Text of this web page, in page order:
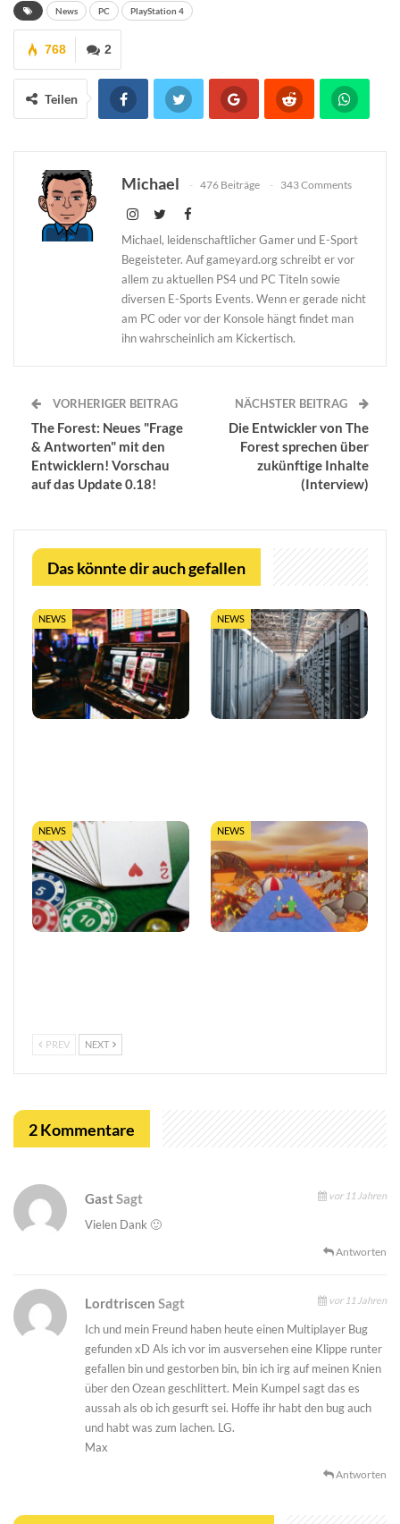
News PC PlayStation 4
2
768
Teilen
Michael 476 Beiträge 343 Comments
Michael, leidenschaftlicher Gamer und E-Sport
Begeisteter. Auf gameyard.org schreibt er vor
allem zu aktuellen PS4 und PC Titeln sowie
diversen E-Sports Events. Wenn er gerade nicht
am PC oder vor der Konsole hängt findet man
ihn wahrscheinlich am Kickertisch.
VORHERIGER BEITRAG
The Forest: Neues "Frage
& Antworten" mit den
Entwicklern! Vorschau
auf das Update 0.18!
NÄCHSTER BEITRAG
Die Entwickler von The
Forest sprechen über
zukünftige Inhalte
(Interview)
Das könnte dir auch gefallen
NEWS NEWS
NEWS NEWS
PREV NEXT
2 Kommentare
GastSagt vor 11 Jahren
Vielen Dank 🙂
Antworten
Lordtriscen Sagt vor 11 Jahren
Ich und mein Freund haben heute einen Multiplayer Bug
gefunden xD Als ich vor im ausversehen eine Klippe runter
gefallen bin und gestorben bin, bin ich irg auf meinen Knien
über den Ozean geschlittert. Mein Kumpel sagt das es
aussah als ob ich gesurft sei. Hoffe ihr habt den bug auch
und habt was zum lachen. LG.
Max
Antworten